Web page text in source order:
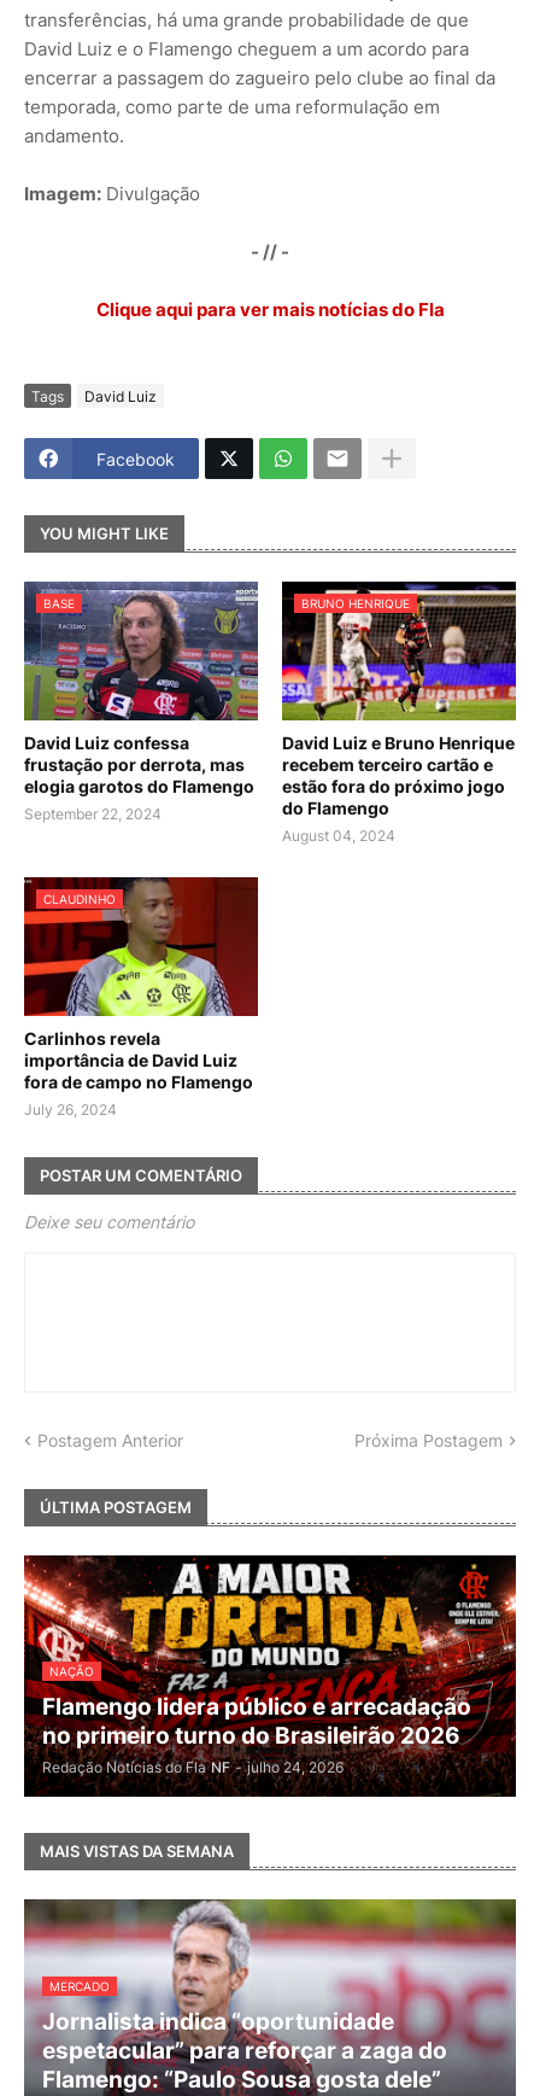
transferências, há uma grande probabilidade de que
David Luiz e o Flamengo cheguem a um acordo para
encerrar a passagem do zagueiro pelo clube ao final da
temporada, como parte de uma reformulação em
andamento.
Imagem: Divulgação
- // -
Clique aqui para ver mais notícias do Fla
Tags David Luiz
Facebook
YOU MIGHT LIKE
BASE
David Luiz confessa
frustação por derrota, mas
elogia garotos do Flamengo
September 22, 2024
BRUNO HENRIQUE
David Luiz e Bruno Henrique
recebem terceiro cartão e
estão fora do próximo jogo
do Flamengo
August 04, 2024
CLAUDINHO
Carlinhos revela
importância de David Luiz
fora de campo no Flamengo
July 26, 2024
POSTAR UM COMENTÁRIO
Deixe seu comentário
Postagem Anterior Próxima Postagem
ÚLTIMA POSTAGEM
NAÇÃO
Flamengo lidera público e arrecadação
no primeiro turno do Brasileirão 2026
Redação Notícias do Fla NF - julho 24, 2026
MAIS VISTAS DA SEMANA
MERCADO
Jornalista indica “oportunidade
espetacular” para reforçar a zaga do
Flamengo: “Paulo Sousa gosta dele”